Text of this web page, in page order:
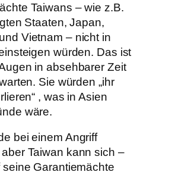
Taiwans – wie z.B.
Staaten, Japan,
Vietnam – nicht in
würden. Das ist
in absehbarer Zeit
Sie würden „ihr
, was in Asien
wäre.
bei einem Angriff
Taiwan kann sich –
Garantiemächte